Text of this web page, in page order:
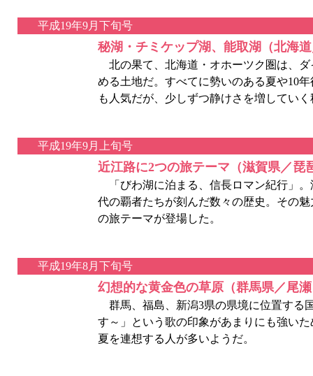
平成19年9月下旬号
秘湖・チミケップ湖、能取湖（北海
北の果て、北海道・オホーツク圏は、
める土地だ。すべてに勢いのある夏や10
も人気だが、少しずつ静けさを増してい
平成19年9月上旬号
近江路に2つの旅テーマ（滋賀県／琵
「びわ湖に泊まる、信長ロマン紀行」
代の覇者たちが刻んだ数々の歴史。その
の旅テーマが登場した。
平成19年8月下旬号
幻想的な黄金色の草原（群馬県／尾
群馬、福島、新潟3県の県境に位置する
す～」という歌の印象があまりにも強い
夏を連想する人が多いようだ。